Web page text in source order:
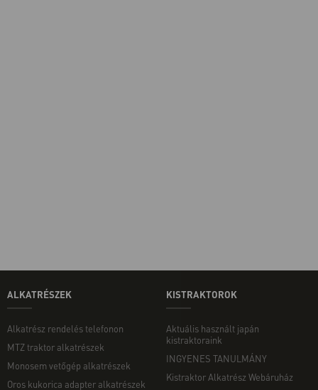
ALKATRÉSZEK
Alkatrész rendelés telefonon
MTZ traktor alkatrészek
Monosem vetőgép alkatrészek
Oros kukorica adapter alkatrészek
KISTRAKTOROK
Aktuális használt japán
kistraktoraink
INGYENES TANULMÁNY
Kistraktor Alkatrész Webáruház